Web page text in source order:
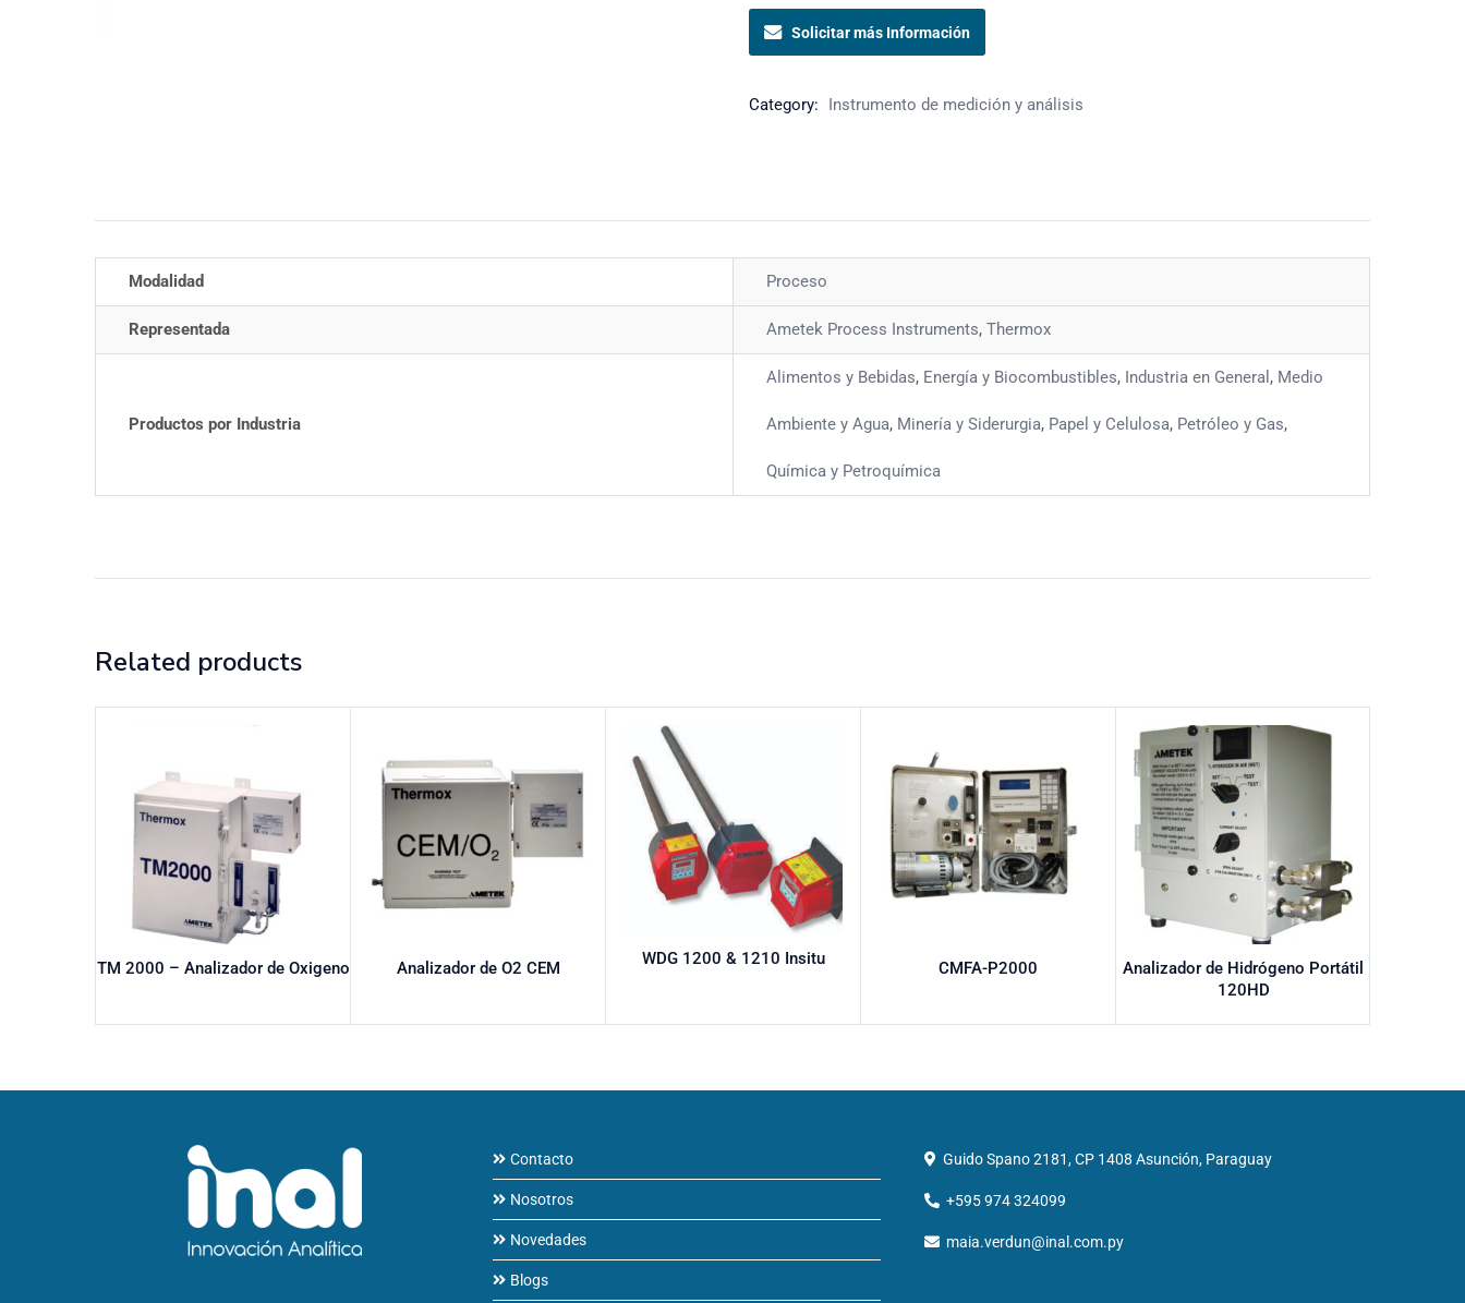
Solicitar más Información
Category: Instrumento de medición y análisis
Modalidad Proceso
Representada Ametek Process Instruments, Thermox
Productos por Industria
Alimentos y Bebidas, Energía y Biocombustibles, Industria en General , Medio
Ambiente y Agua, Minería y Siderurgia, Papel y Celulosa, Petróleo y Gas,
Química y Petroquímica
Related products
TM 2000 – Analizador de Oxigeno Analizador de O2 CEM WDG 1200 & 1210 Insitu CMFA-P2000
Analizador de Hidrógeno Portátil
120HD
Contacto
Nosotros
Novedades
Blogs
Guido Spano 2181, CP 1408 Asunción, Paraguay
+595 974 324099
maia.verdun@inal.com.py